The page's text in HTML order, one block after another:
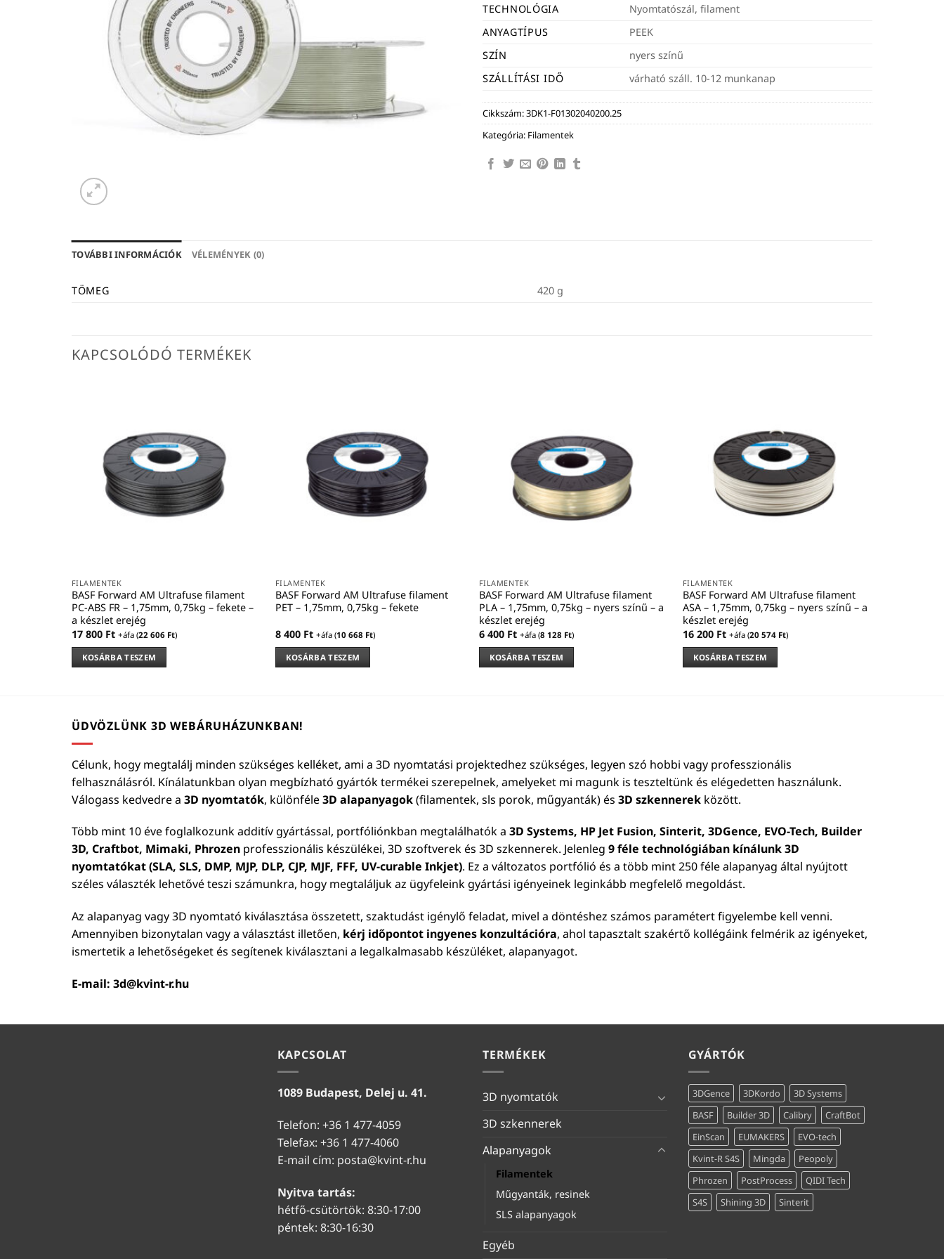
TECHNOLÓGIA
Nyomtatószál, filament
ANYAGTÍPUS
PEEK
SZÍN
nyers színű
SZÁLLÍTÁSI IDŐ
várható száll. 10-12 munkanap
Cikkszám:3DK1-F01302040200.25
Kategória: Filamentek
TOVÁBBI INFORMÁCIÓK VÉLEMÉNYEK (0)
TÖMEG 420 g
KAPCSOLÓDÓ TERMÉKEK
FILAMENTEK
BASF Forward AM Ultrafuse filament
PC-ABS FR – 1,75mm, 0,75kg – fekete –
a készlet erejég
17 800 Ft +áfa (22 606 Ft)
KOSÁRBA TESZEM
FILAMENTEK
BASF Forward AM Ultrafuse filament
PET – 1,75mm, 0,75kg – fekete
8 400 Ft +áfa (10 668 Ft)
KOSÁRBA TESZEM
FILAMENTEK
BASF Forward AM Ultrafuse filament
PLA – 1,75mm, 0,75kg – nyers színű – a
készlet erejég
6 400 Ft +áfa (8 128 Ft)
KOSÁRBA TESZEM
FILAMENTEK
BASF Forward AM Ultrafuse filament
ASA – 1,75mm, 0,75kg – nyers színű – a
készlet erejég
16 200 Ft +áfa (20 574 Ft)
KOSÁRBA TESZEM
ÜDVÖZLÜNK 3D WEBÁRUHÁZUNKBAN!
Célunk, hogy megtalálj minden szükséges kelléket, ami a 3D nyomtatási projektedhez szükséges, legyen szó hobbi vagy professzionális
felhasználásról. Kínálatunkban olyan megbízható gyártók termékei szerepelnek, amelyeket mi magunk is teszteltünk és elégedetten használunk.
Válogass kedvedre a 3D nyomtatók, különféle3D alapanyagok(filamentek, sls porok, műgyanták) és 3D szkennerek között.
Több mint 10 éve foglalkozunk additív gyártással, portfóliónkban megtalálhatók a 3D Systems, HP Jet Fusion, Sinterit, 3DGence, EVO-Tech, Builder
3D, Craftbot, Mimaki, Phrozen professzionális készülékei, 3D szoftverek és 3D szkennerek. Jelenleg 9 féle technológiában kínálunk 3D
nyomtatókat (SLA, SLS, DMP, MJP, DLP, CJP, MJF, FFF, UV-curable Inkjet). Ez a változatos portfólió és a több mint 250 féle alapanyag által nyújtott
széles választék lehetővé teszi számunkra, hogy megtaláljuk az ügyfeleink gyártási igényeinek leginkább megfelelő megoldást.
Az alapanyag vagy 3D nyomtató kiválasztása összetett, szaktudást igénylő feladat, mivel a döntéshez számos paramétert figyelembe kell venni.
Amennyiben bizonytalan vagy a választást illetően, kérj időpontot ingyenes konzultációra, ahol tapasztalt szakértő kollégáink felmérik az igényeket,
ismertetik a lehetőségeket és segítenek kiválasztani a legalkalmasabb készüléket, alapanyagot.
E-mail: 3d@kvint-r.hu
KAPCSOLAT
1089 Budapest, Delej u. 41.
Telefon: +36 1 477-4059
Telefax: +36 1 477-4060
E-mail cím: posta@kvint-r.hu
Nyitva tartás:
hétfő-csütörtök: 8:30-17:00
péntek: 8:30-16:30
TERMÉKEK
3D nyomtatók
3D szkennerek
Alapanyagok
Filamentek
Műgyanták, resinek
SLS alapanyagok
Egyéb
GYÁRTÓK
3DGence 3DKordo
3D Systems
BASF
Builder 3D Calibry
CraftBot
EinScan
EUMAKERS
EVO-tech
Kvint-R S4S
Mingda
Peopoly
Phrozen
PostProcess
QIDI Tech
S4S
Shining 3D Sinterit